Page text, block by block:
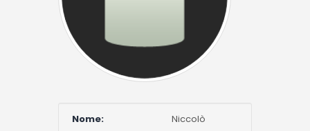
Nome:
Niccolò